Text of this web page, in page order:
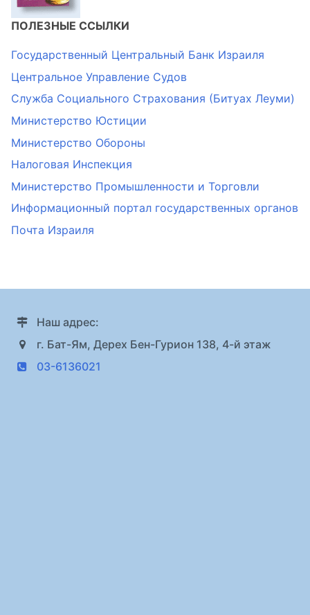
ПОЛЕЗНЫЕ ССЫЛКИ
Государственный Центральный Банк Израиля
Центральное Управление Судов
Служба Социального Страхования (Битуах Леуми)
Министерство Юстиции
Министерство Обороны
Налоговая Инспекция
Министерство Промышленности и Торговли
Информационный портал государственных органов
Почта Израиля
Наш адрес:
г. Бат-Ям, Дерех Бен-Гурион 138, 4-й этаж
03-6136021